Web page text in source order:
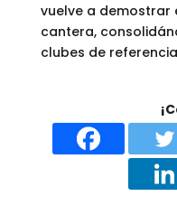
vuelve a demostrar
cantera,
clubes de